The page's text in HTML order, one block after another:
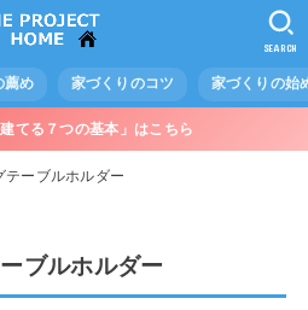
薦め 家づくりのコツ 家づくりの始
SEARCH
てる７つの基本」はこちら
テーブルホルダー
ブルホルダー